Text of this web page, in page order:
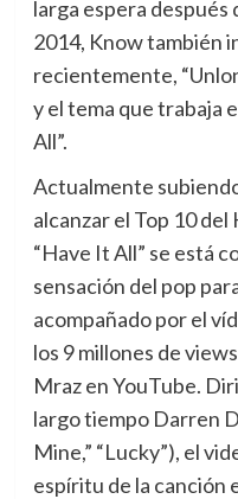
larga espera después
2014, Know también
recientemente,
y el tema que trabaja
All”.
Actualmente
alcanzar el Top 10 del
“Have It All” se está
sensación del pop
acompañado por el
los 9 millones de
Mraz en YouTube.
largo tiempo Darren
Mine,” “Lucky”), el
espíritu de la canción